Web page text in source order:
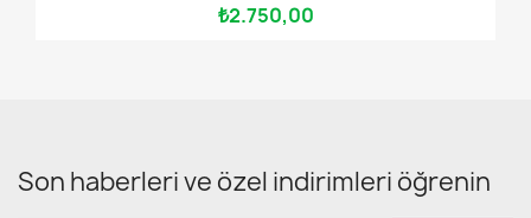
₺2.750,00
Son haberleri ve özel indirimleri öğrenin